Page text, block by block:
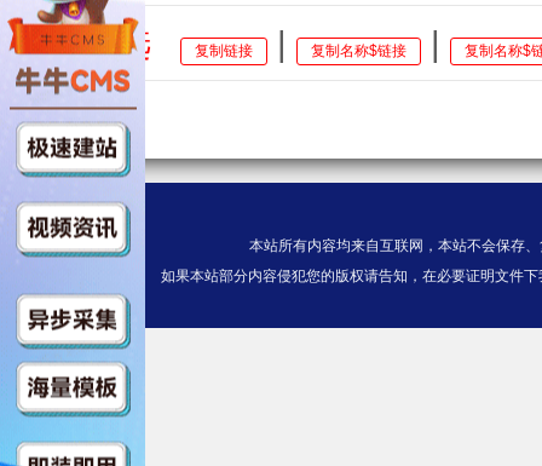
全选
复制链接 | 复制名称$链接 | 复制名称$
本站所有内容均来自互联网，本站不会保存
如果本站部分内容侵犯您的版权请告知，在必要证明文件